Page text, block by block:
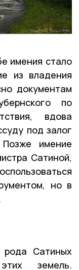
имения стало
из владения
документам
по
вдова
под залог
имение
Сатиной,
но в
рода Сатиных
земель.